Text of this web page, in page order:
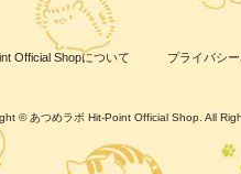
Official Shopについて プライバシ
© あつめラボ Hit-Point Official Shop. All